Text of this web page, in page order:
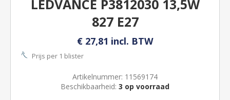
LEDVANCE P3812030 13,5W
827 E27
€ 27,81 incl. BTW
Prijs per 1 blister
Artikelnummer: 11569174
Beschikbaarheid: 3 op voorraad